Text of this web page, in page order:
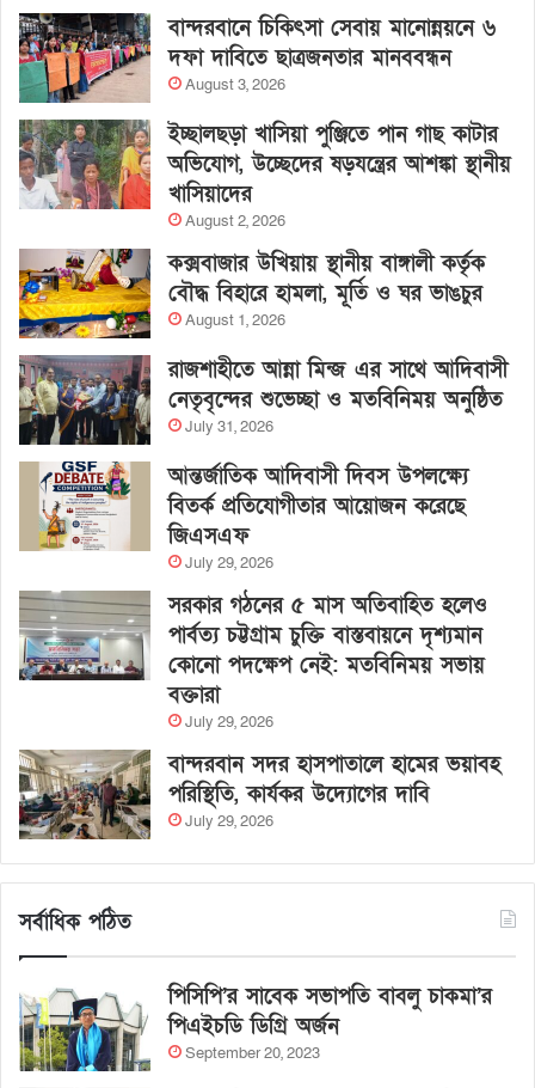
বান্দরবানে চিকিৎসা সেবায় মানোন্নয়নে ৬
দফা দাবিতে ছাত্রজনতার মানববন্ধন
August 3, 2026
ইচ্ছালছড়া খাসিয়া পুঞ্জিতে পান গাছ কাটার
অভিযোগ, উচ্ছেদের ষড়যন্ত্রের আশঙ্কা স্থানীয়
খাসিয়াদের
August 2, 2026
কক্সবাজার উখিয়ায় স্থানীয় বাঙ্গালী কর্তৃক
বৌদ্ধ বিহারে হামলা, মূর্তি ও ঘর ভাঙচুর
August 1, 2026
রাজশাহীতে আন্না মিন্জ এর সাথে আদিবাসী
নেতৃবৃন্দের শুভেচ্ছা ও মতবিনিময় অনুষ্ঠিত
July 31, 2026
আন্তর্জাতিক আদিবাসী দিবস উপলক্ষ্যে
বিতর্ক প্রতিযোগীতার আয়োজন করেছে
জিএসএফ
July 29, 2026
সরকার গঠনের ৫ মাস অতিবাহিত হলেও
পার্বত্য চট্টগ্রাম চুক্তি বাস্তবায়নে দৃশ্যমান
কোনো পদক্ষেপ নেই: মতবিনিময় সভায়
বক্তারা
July 29, 2026
বান্দরবান সদর হাসপাতালে হামের ভয়াবহ
পরিস্থিতি, কার্যকর উদ্যোগের দাবি
July 29, 2026
সর্বাধিক পঠিত
পিসিপি’র সাবেক সভাপতি বাবলু চাকমা’র
পিএইচডি ডিগ্রি অর্জন
September 20, 2023